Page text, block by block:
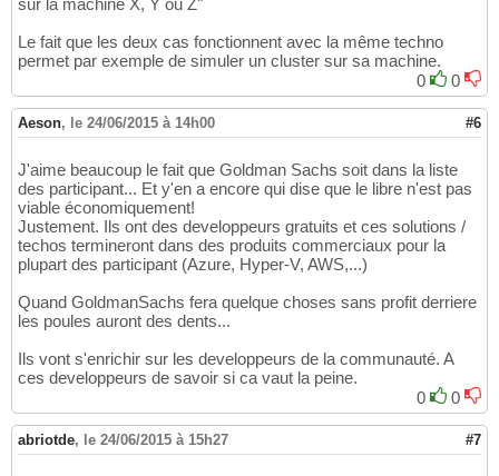
sur la machine X, Y ou Z"
Le fait que les deux cas fonctionnent avec la même techno
permet par exemple de simuler un cluster sur sa machine.
0
0
Aeson, le 24/06/2015 à 14h00 #6
J'aime beaucoup le fait que Goldman Sachs soit dans la liste
des participant... Et y'en a encore qui dise que le libre n'est pas
viable économiquement!
Justement. Ils ont des developpeurs gratuits et ces solutions /
techos termineront dans des produits commerciaux pour la
plupart des participant (Azure, Hyper-V, AWS,...)
Quand GoldmanSachs fera quelque choses sans profit derriere
les poules auront des dents...
Ils vont s'enrichir sur les developpeurs de la communauté. A
ces developpeurs de savoir si ca vaut la peine.
0
0
abriotde, le 24/06/2015 à 15h27 #7